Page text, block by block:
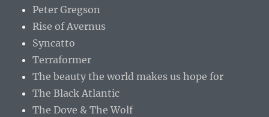
Peter Gregson
Rise of Avernus
Syncatto
Terraformer
The beauty the world makes us hope for
The Black Atlantic
The Dove & The Wolf